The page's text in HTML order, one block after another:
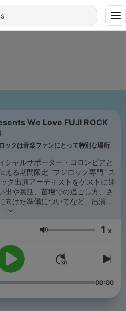
We Love FUJI ROCK
ックは音楽ファンにとって特別な場所
シャルサポーター・コロンビアと
る期間限定 ”フジロック専門” ス
出や裏話、苗場での過ごし方、さ
向けた準備についてなど、出演者
また、フジロッカー
のアイテムのご紹介やプレゼント
ッドキャストでもお楽しみいただ
Volume 1 x
00:00